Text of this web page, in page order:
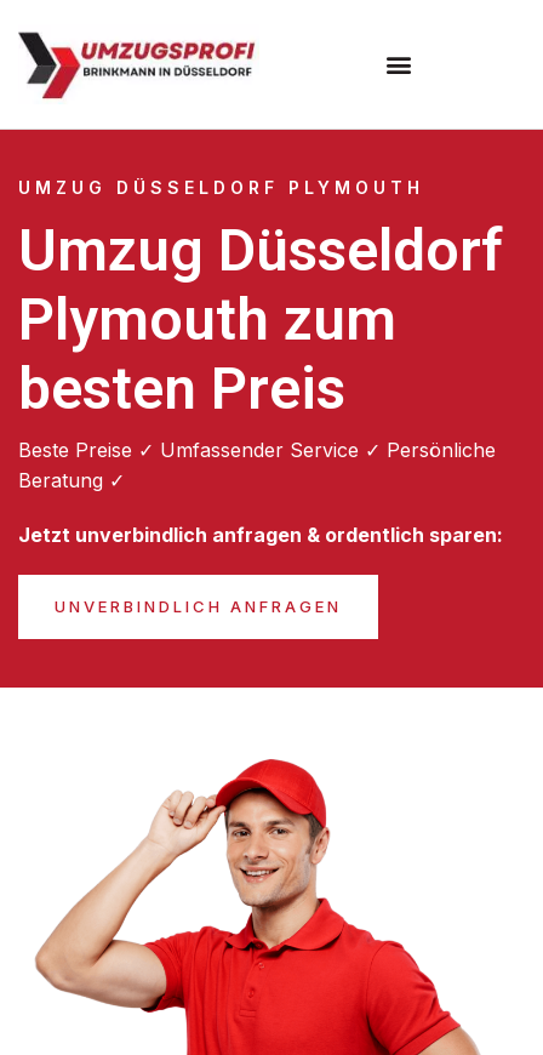
UMZUG DÜSSELDORF PLYMOUTH
Umzug Düsseldorf
Plymouth zum
besten Preis
Beste Preise ✓ Umfassender Service ✓ Persönliche
Beratung ✓
Jetzt unverbindlich anfragen & ordentlich sparen:
UNVERBINDLICH ANFRAGEN